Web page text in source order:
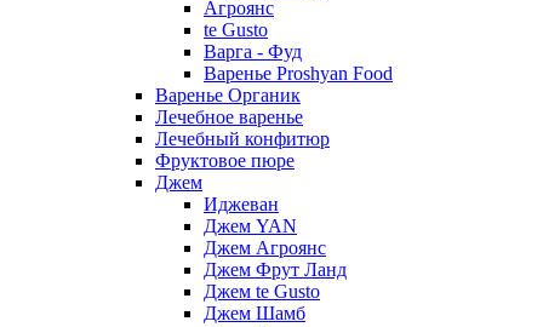
Агроянс
te Gusto
Варга - Фуд
Варенье Proshyan Food
Варенье Органик
Лечебное варенье
Лечебный конфитюр
Фруктовое пюре
Джем
Иджеван
Джем YAN
Джем Агроянс
Джем Фрут Ланд
Джем te Gusto
Джем Шамб